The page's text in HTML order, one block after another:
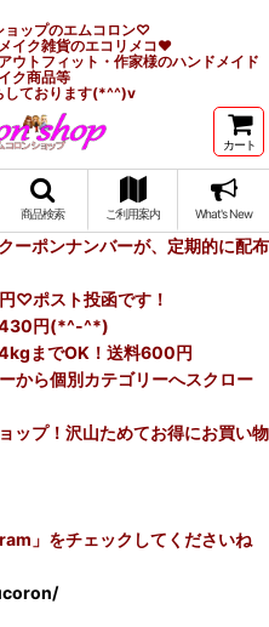
ョップのエムコロン♡
イク雑貨のエコリメコ♥
ウトフィット・作家様のハンドメイド
ク商品等
しております(*^^)v
カート
商品検索 ご利用案内 What's New
ーポンナンバーが、定期的に配布
♡ポスト投函です！
430円(*^-^*)
までOK！送料600円
から個別カテゴリーへスクロー
ップ！沢山ためてお得にお買い物
」をチェックしてくださいね